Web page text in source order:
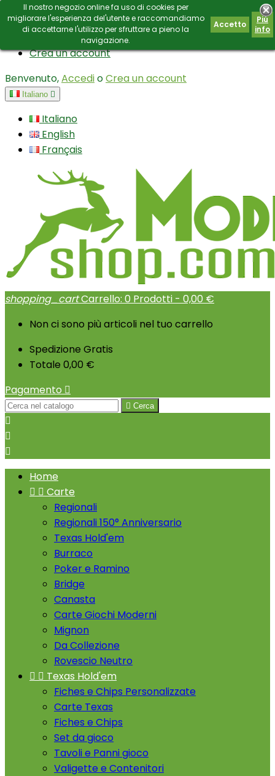
ContattoE-mail: info@modianoshop.com
Crea un account
Benvenuto,AccedioCrea un account
Italiano 
Italiano
English
Français
shopping_cartCarrello: 0 Prodotti - 0,00 €
Non ci sono più articoli nel tuo carrello
Spedizione Gratis
Totale 0,00 €
Pagamento 
 Cerca
Il nostro negozio online fa uso di cookies per
migliorare l'esperienza del'utente e raccomandiamo
di accettarne l'utilizzo per sfruttare a pieno la
navigazione.
Accetto
Piú
info



Home
  Carte
Regionali
Regionali 150° Anniversario
Texas Hold'em
Burraco
Poker e Ramino
Bridge
Canasta
Carte Giochi Moderni
Mignon
Da Collezione
Rovescio Neutro
  Texas Hold'em
Fiches e Chips Personalizzate
Carte Texas
Fiches e Chips
Set da gioco
Tavoli e Panni gioco
Valigette e Contenitori